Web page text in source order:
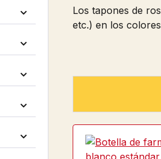
Los tapones de
etc.) en los